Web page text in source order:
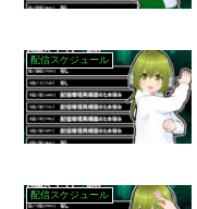
配信スケジュール
配信スケジュール